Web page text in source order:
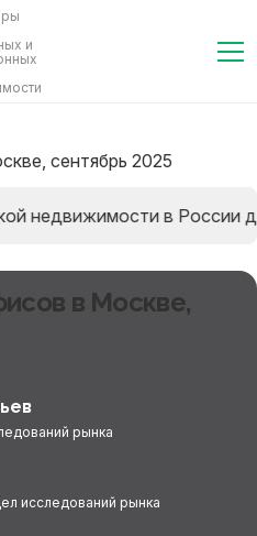
и
сентябрь 2025
недвижимости в России
в Москве,
рынка
исследований рынка